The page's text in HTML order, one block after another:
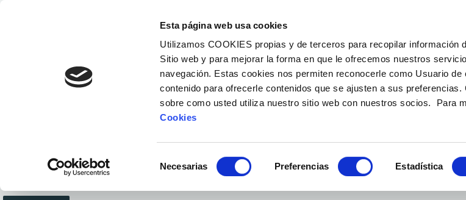
Esta página web usa cookies
Utilizamos COOKIES propias y de terceros para recopilar información
Sitio web y para mejorar la forma en que le ofrecemos nuestros
navegación. Estas cookies nos permiten reconocerle como Usuario de
contenido para ofrecerle contenidos que se ajusten a sus
sobre como usted utiliza nuestro sitio web con nuestros socios. Para
Cookies
de
Necesarias Preferencias Estadística